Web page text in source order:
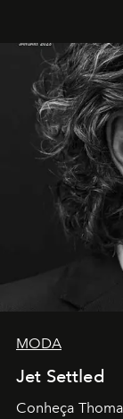
MODA
Jet Settled
Conheça